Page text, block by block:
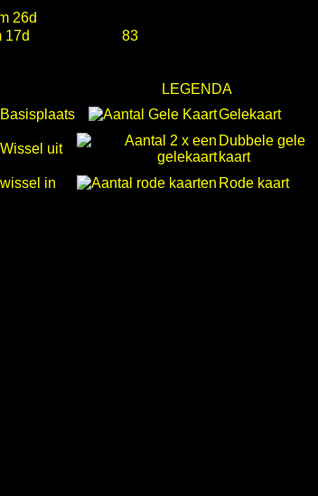
26d
17d
83
LEGENDA
Basisplaats
Gelekaart
Wissel uit
Dubbele gele
kaart
wissel in
Rode kaart